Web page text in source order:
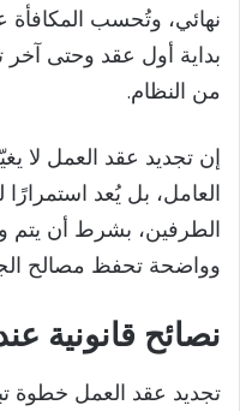
نهائي، وتُحسب
من النظام.
إن تجديد عقد العمل لا
العامل، بل يُعد استمرارًا
الطرفين، بشرط أن يتم
وواضحة تحفظ مصالح
نصائح قانونية
تجديد عقد العمل خطوة